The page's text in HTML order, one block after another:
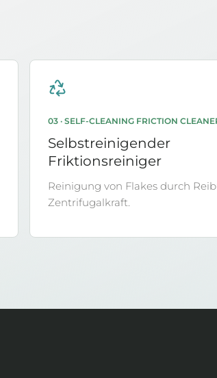
03 · SELF-CLEANING FRICTION
Selbstreinigender
Friktionsreiniger
Reinigung von Flakes durch
Zentrifugalkraft.